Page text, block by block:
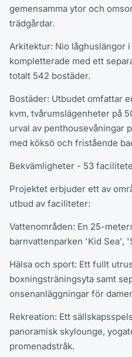
gemensamma ytor och
trädgårdar.
Arkitektur: Nio låghuslängor
kompletterade med ett
totalt 542 bostäder.
Bostäder: Utbudet omfattar
kvm, tvårumslägenheter på
urval av penthousevåningar
med köksö och fristående
Bekvämligheter - 53
Projektet erbjuder ett av
utbud av faciliteter:
Vattenområden: En 25-
barnvattenparken 'Kid Sea',
Hälsa och sport: Ett fullt
boxningsträningsyta samt
onsenanläggningar för
Rekreation: Ett
panoramisk skylounge,
promenadstråk.